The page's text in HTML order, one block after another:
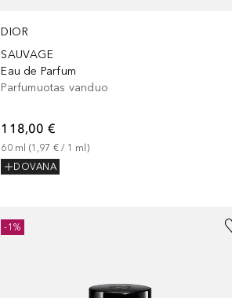
DIOR
SAUVAGE
Eau de Parfum
Parfumuotas vanduo
118,00 €
60 ml (1,97 € / 1 ml)
DOVANA
-1%